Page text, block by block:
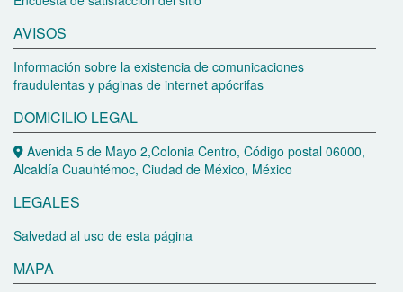
AVISOS
Información sobre la existencia de comunicaciones
fraudulentas y páginas de internet apócrifas
DOMICILIO LEGAL
Avenida 5 de Mayo 2,Colonia Centro, Código postal 06000,
Alcaldía Cuauhtémoc, Ciudad de México, México
LEGALES
Salvedad al uso de esta página
MAPA